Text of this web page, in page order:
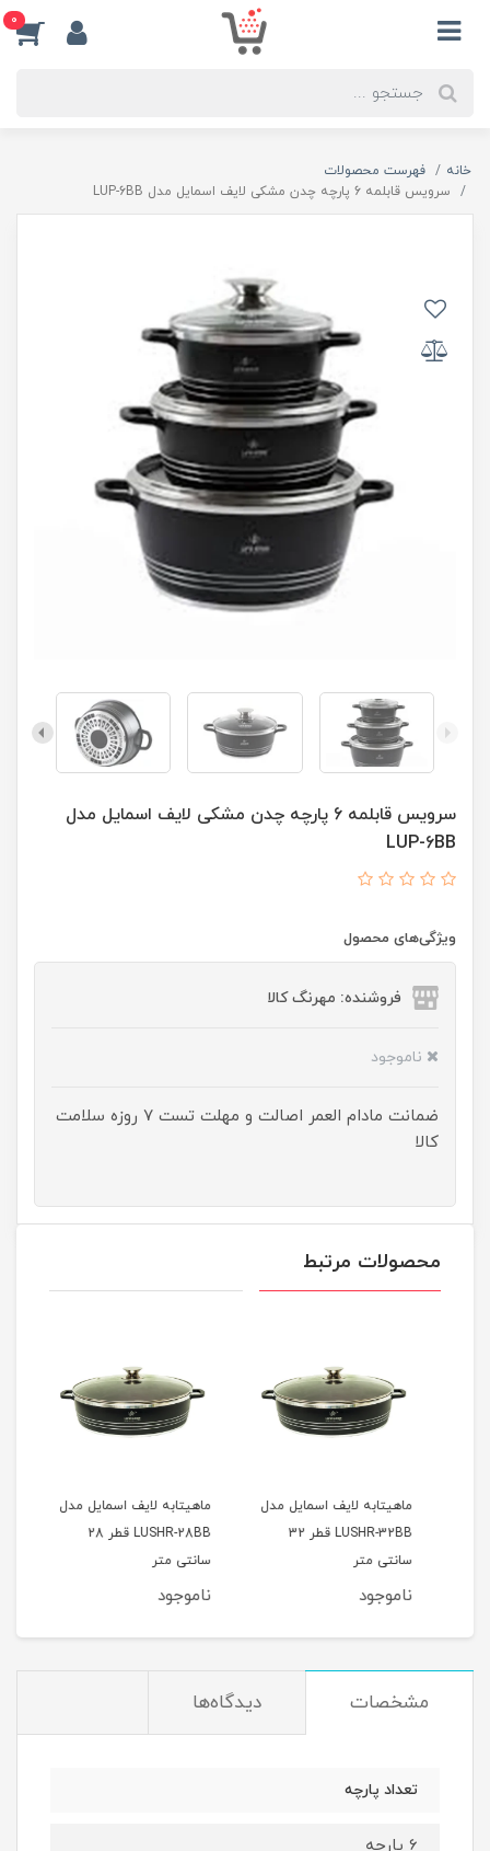
0
خانه
فهرست محصولات
سرویس قابلمه 6 پارچه چدن مشکی لایف اسمایل مدل LUP-6BB
سرویس قابلمه 6 پارچه چدن مشکی لایف اسمایل مدل
LUP-6BB
ویژگی‌های محصول
فروشنده: مهرنگ کالا
ناموجود
ضمانت مادام العمر اصالت و مهلت تست ۷ روزه سلامت
کالا
محصولات مرتبط
ماهیتابه لایف اسمایل مدل
LUSHR-32BB قطر 32
سانتی متر
ناموجود
ماهیتابه لایف اسمایل مدل
LUSHR-28BB قطر 28
سانتی متر
ناموجود
مشخصات دیدگاه‌ها
تعداد پارچه
6 پارچه